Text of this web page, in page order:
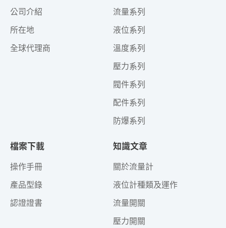
公司介紹
所在地
全球代理商
流量系列
液位系列
溫度系列
壓力系列
閥件系列
配件系列
防爆系列
檔案下載
操作手冊
產品型錄
認證證書
知識文章
關於流量計
液位計種類及運作
流量開關
壓力開關